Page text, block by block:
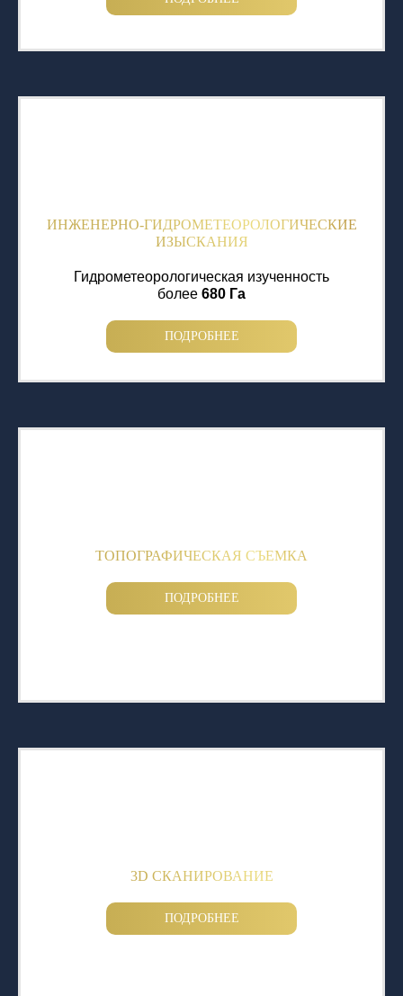
ИНЖЕНЕРНО-ГИДРОМЕТЕОРОЛОГИЧЕСКИЕ
ИЗЫСКАНИЯ
Гидрометеорологическая изученность
более 680 Га
ПОДРОБНЕЕ
ТОПОГРАФИЧЕСКАЯ СЪЕМКА
ПОДРОБНЕЕ
3D СКАНИРОВАНИЕ
ПОДРОБНЕЕ